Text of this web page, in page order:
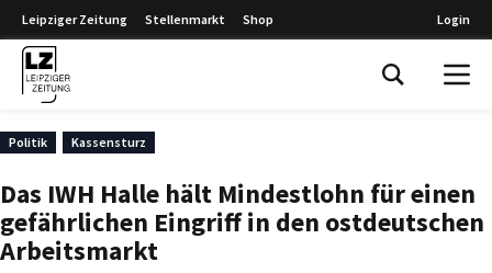
Leipziger Zeitung Stellenmarkt Shop Login
Politik Kassensturz
Das IWH Halle hält Mindestlohn für einen
gefährlichen Eingriff in den ostdeutschen
Arbeitsmarkt